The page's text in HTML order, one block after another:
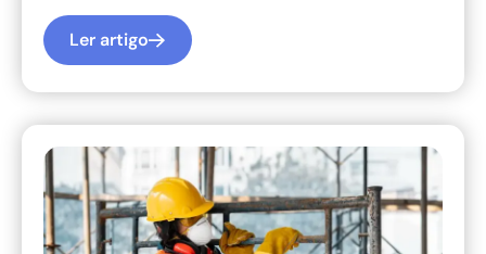
Ler artigo